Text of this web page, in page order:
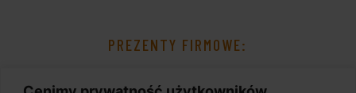
PREZENTY FIRMOWE: